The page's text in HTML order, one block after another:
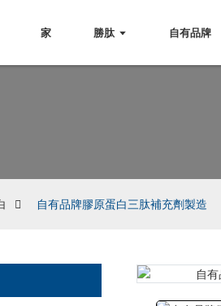
家 勝肽 自有品牌
自有品牌膠原蛋白三肽補充劑製造